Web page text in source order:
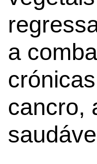
a
cancro,